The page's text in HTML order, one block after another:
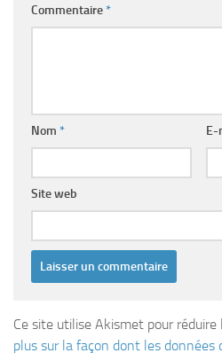
Commentaire*
Nom * E-
Site web
Ce site utilise Akismet pour réduire
plus sur la façon dont les